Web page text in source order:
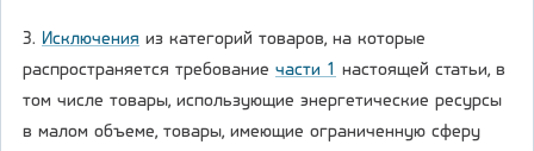
3. Исключения из категорий товаров, на которые
распространяется требование части 1 настоящей статьи, в
том числе товары, использующие энергетические ресурсы
в малом объеме, товары, имеющие ограниченную сферу